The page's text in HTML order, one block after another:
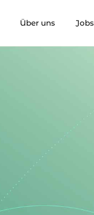
Über uns Jobs